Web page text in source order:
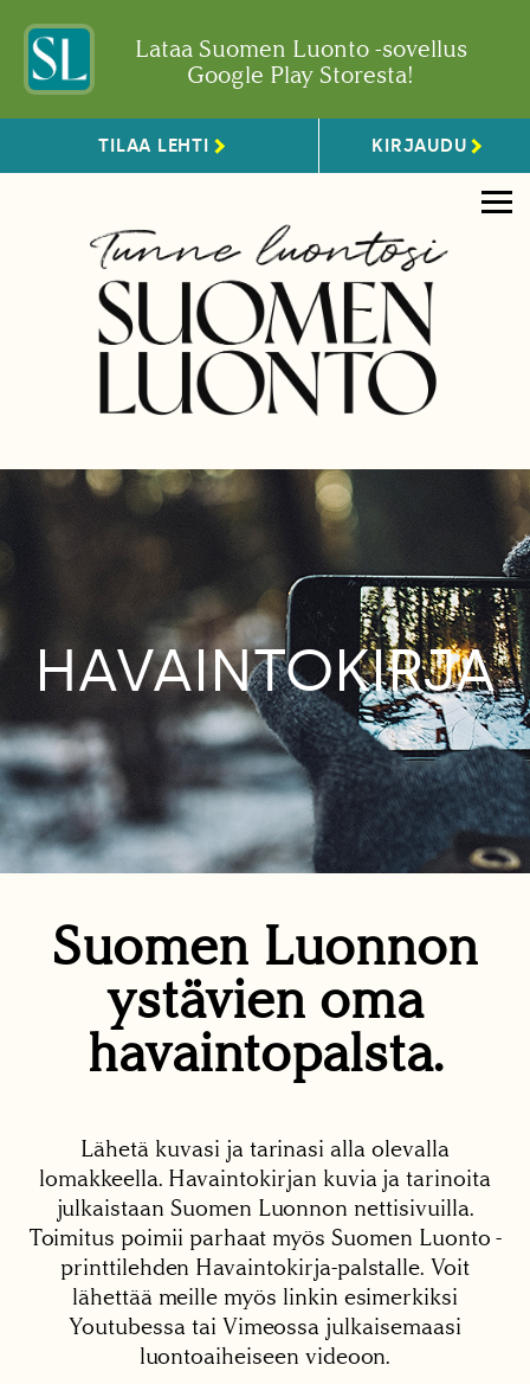
Lataa Suomen Luonto -sovellus
Google Play Storesta!
TILAA LEHTI KIRJAUDU
HAVAINTOKIRJA
Suomen Luonnon
ystävien oma
havaintopalsta.
Lähetä kuvasi ja tarinasi alla olevalla
lomakkeella. Havaintokirjan kuvia ja tarinoita
julkaistaan Suomen Luonnon nettisivuilla.
Toimitus poimii parhaat myös Suomen Luonto -
printtilehden Havaintokirja-palstalle. Voit
lähettää meille myös linkin esimerkiksi
Youtubessa tai Vimeossa julkaisemaasi
luontoaiheiseen videoon.